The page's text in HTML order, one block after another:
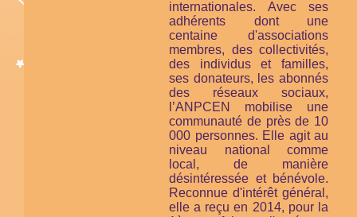
internationales. Avec ses
adhérents dont une
centaine d'associations
membres, des collectivités,
des individus et familles,
ses donateurs, les abonnés
des réseaux sociaux,
l’ANPCEN mobilise une
communauté de près de 10
000 personnes. Elle agit au
niveau national comme
local, de manière
désintéressée et bénévole.
Reconnue d'intérêt général,
elle a reçu en 2014, pour la